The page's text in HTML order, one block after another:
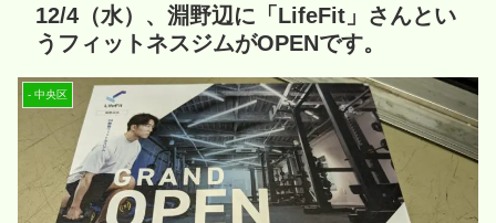
12/4（水）、淵野辺に「LifeFit」さんとい
うフィットネスジムがOPENです。
- 中央区